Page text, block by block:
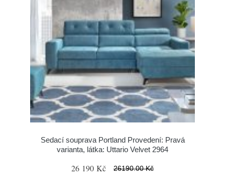
Sedací souprava Portland Provedení: Pravá
varianta, látka: Uttario Velvet 2964
26 190 Kč 26190.00 Kč